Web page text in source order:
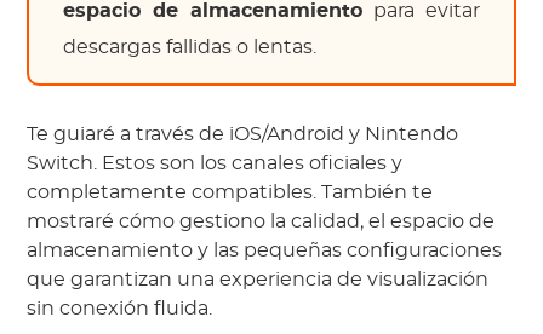
espacio de almacenamiento para evitar
descargas fallidas o lentas.
Te guiaré a través de iOS/Android y Nintendo
Switch. Estos son los canales oficiales y
completamente compatibles. También te
mostraré cómo gestiono la calidad, el espacio de
almacenamiento y las pequeñas configuraciones
que garantizan una experiencia de visualización
sin conexión fluida.